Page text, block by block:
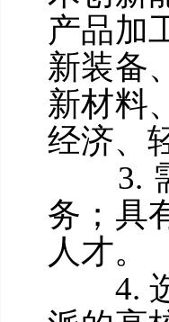
产品加
新装备
新材料
经济、
3. 需
务；具
人才。
4. 选